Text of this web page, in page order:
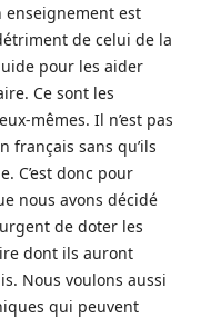
enseignement est
de celui de la
pour les aider
Ce sont les
mêmes. Il n’est pas
français sans qu’ils
C’est donc pour
nous avons décidé
de doter les
dont ils auront
Nous voulons aussi
qui peuvent